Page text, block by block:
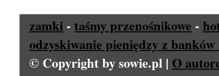
zamki - taśmy przenośnikowe -
odzyskiwanie pieniędzy z banków
© Copyright by sowie.pl | O